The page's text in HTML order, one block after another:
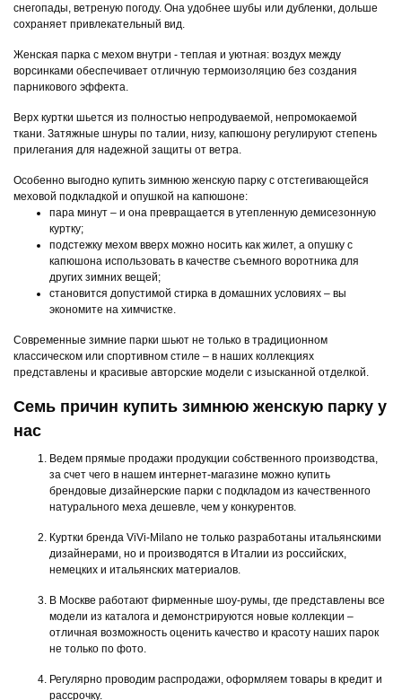
снегопады, ветреную погоду. Она удобнее шубы или дубленки, дольше
сохраняет привлекательный вид.
Женская парка с мехом внутри - теплая и уютная: воздух между
ворсинками обеспечивает отличную термоизоляцию без создания
парникового эффекта.
Верх куртки шьется из полностью непродуваемой, непромокаемой
ткани. Затяжные шнуры по талии, низу, капюшону регулируют степень
прилегания для надежной защиты от ветра.
Особенно выгодно купить зимнюю женскую парку с отстегивающейся
меховой подкладкой и опушкой на капюшоне:
пара минут – и она превращается в утепленную демисезонную
куртку;
подстежку мехом вверх можно носить как жилет, а опушку с
капюшона использовать в качестве съемного воротника для
других зимних вещей;
становится допустимой стирка в домашних условиях – вы
экономите на химчистке.
Современные зимние парки шьют не только в традиционном
классическом или спортивном стиле – в наших коллекциях
представлены и красивые авторские модели с изысканной отделкой.
Семь причин купить зимнюю женскую парку у
нас
Ведем прямые продажи продукции собственного производства,
за счет чего в нашем интернет-магазине можно купить
брендовые дизайнерские парки с подкладом из качественного
натурального меха дешевле, чем у конкурентов.
Куртки бренда ViVi-Milano не только разработаны итальянскими
дизайнерами, но и производятся в Италии из российских,
немецких и итальянских материалов.
В Москве работают фирменные шоу-румы, где представлены все
модели из каталога и демонстрируются новые коллекции –
отличная возможность оценить качество и красоту наших парок
не только по фото.
Регулярно проводим распродажи, оформляем товары в кредит и
рассрочку.